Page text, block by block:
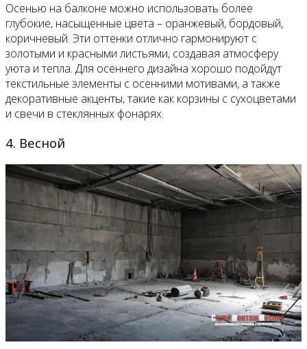
Осенью на балконе можно использовать более
глубокие, насыщенные цвета – оранжевый, бордовый,
коричневый. Эти оттенки отлично гармонируют с
золотыми и красными листьями, создавая атмосферу
уюта и тепла. Для осеннего дизайна хорошо подойдут
текстильные элементы с осенними мотивами, а также
декоративные акценты, такие как корзины с сухоцветами
и свечи в стеклянных фонарях.
4. Весной